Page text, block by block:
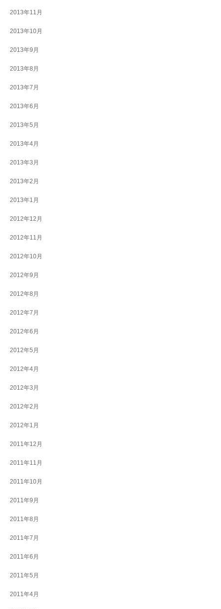
2013年11月
2013年10月
2013年9月
2013年8月
2013年7月
2013年6月
2013年5月
2013年4月
2013年3月
2013年2月
2013年1月
2012年12月
2012年11月
2012年10月
2012年9月
2012年8月
2012年7月
2012年6月
2012年5月
2012年4月
2012年3月
2012年2月
2012年1月
2011年12月
2011年11月
2011年10月
2011年9月
2011年8月
2011年7月
2011年6月
2011年5月
2011年4月